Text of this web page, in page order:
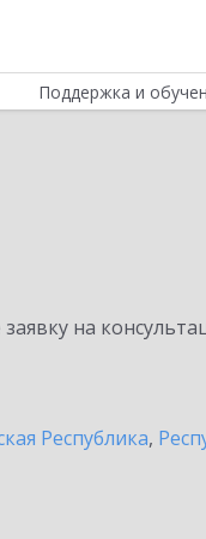
Поддержка и
на
Республика,